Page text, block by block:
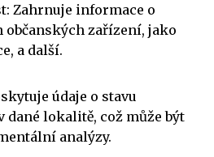
Zahrnuje informace o
zařízení, jako
a další.
údaje o stavu
lokalitě, což může být
analýzy.